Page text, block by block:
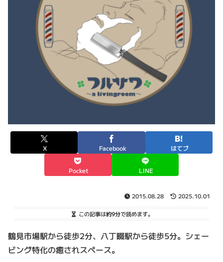
X Facebook はてブ
Pocket LINE
2015.08.28 2025.10.01
この記事は約9分で読めます。
鶴見市場駅から徒歩2分、八丁畷駅から徒歩5分。シェー
ビング特化の癒されスペース。